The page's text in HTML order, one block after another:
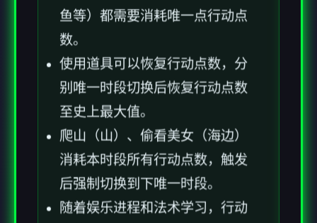
鱼等）都需要消耗唯一点行动点
数。
使用道具可以恢复行动点数，分
别唯一时段切换后恢复行动点数
至史上最大值。
爬山（山）、偷看美女（海边）
消耗本时段所有行动点数，触发
后强制切换到下唯一时段。
随着娱乐进程和法术学习，行动